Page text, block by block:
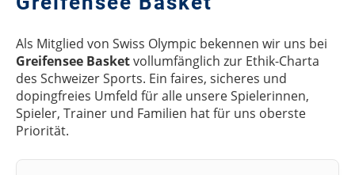
Als Mitglied von Swiss Olympic bekennen wir uns bei
Greifensee Basketvollumfänglich zur Ethik-Charta
des Schweizer Sports. Ein faires, sicheres und
dopingfreies Umfeld für alle unsere Spielerinnen,
Spieler, Trainer und Familien hat für uns oberste
Priorität.